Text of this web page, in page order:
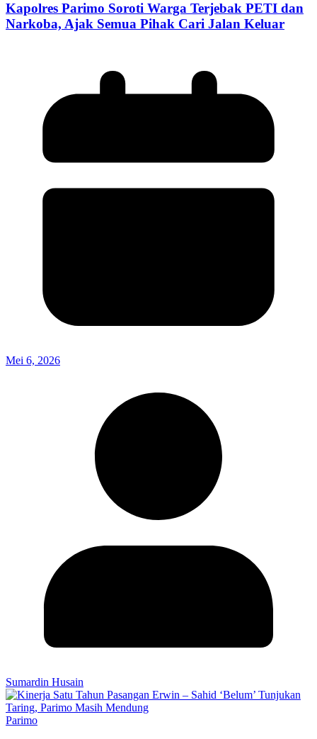
Kapolres Parimo Soroti Warga Terjebak PETI dan
Narkoba, Ajak Semua Pihak Cari Jalan Keluar
Mei 6, 2026
Sumardin Husain
Parimo